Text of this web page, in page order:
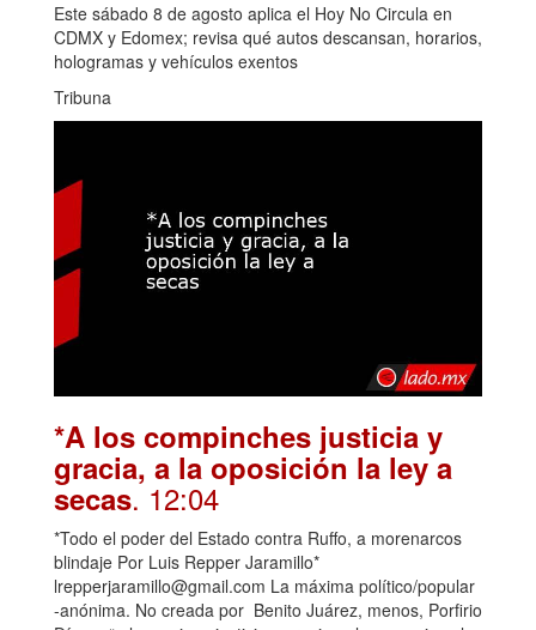
Este sábado 8 de agosto aplica el Hoy No Circula en
CDMX y Edomex; revisa qué autos descansan, horarios,
hologramas y vehículos exentos
Tribuna
*A los compinches justicia y
gracia, a la oposición la ley a
secas. 12:04
*Todo el poder del Estado contra Ruffo, a morenarcos
blindaje Por Luis Repper Jaramillo*
lrepperjaramillo@gmail.com La máxima político/popular
-anónima. No creada por Benito Juárez, menos, Porfirio